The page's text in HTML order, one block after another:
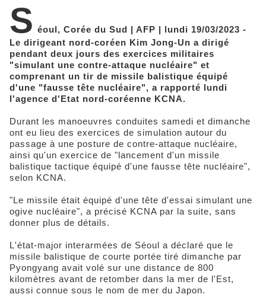
S éoul, Corée du Sud | AFP | lundi 19/03/2023 -
Le dirigeant nord-coréen Kim Jong-Un a dirigé
pendant deux jours des exercices militaires
"simulant une contre-attaque nucléaire" et
comprenant un tir de missile balistique équipé
d'une "fausse tête nucléaire", a rapporté lundi
l'agence d'Etat nord-coréenne KCNA.
Durant les manoeuvres conduites samedi et dimanche
ont eu lieu des exercices de simulation autour du
passage à une posture de contre-attaque nucléaire,
ainsi qu'un exercice de "lancement d'un missile
balistique tactique équipé d'une fausse tête nucléaire",
selon KCNA.
"Le missile était équipé d'une tête d'essai simulant une
ogive nucléaire", a précisé KCNA par la suite, sans
donner plus de détails.
L'état-major interarmées de Séoul a déclaré que le
missile balistique de courte portée tiré dimanche par
Pyongyang avait volé sur une distance de 800
kilomètres avant de retomber dans la mer de l'Est,
aussi connue sous le nom de mer du Japon.